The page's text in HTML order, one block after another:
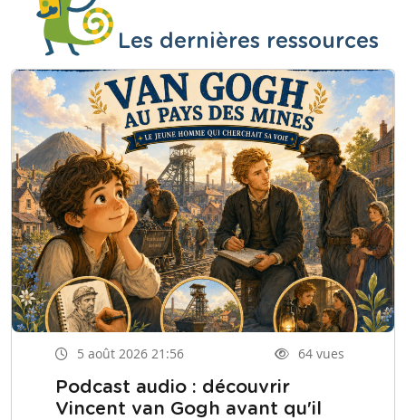
Les dernières ressources
5 août 2026 21:56 64 vues
Podcast audio : découvrir
Vincent van Gogh avant qu'il